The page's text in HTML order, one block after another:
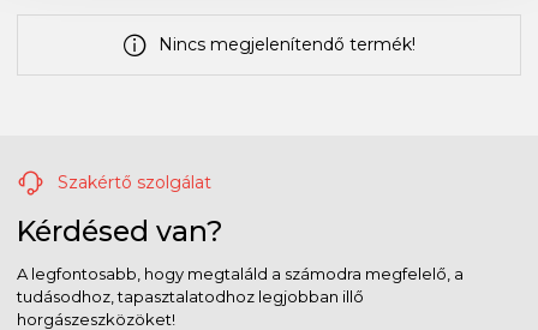
Nincs megjelenítendő termék!
Szakértő szolgálat
Kérdésed van?
A legfontosabb, hogy megtaláld a számodra megfelelő, a
tudásodhoz, tapasztalatodhoz legjobban illő
horgászeszközöket!